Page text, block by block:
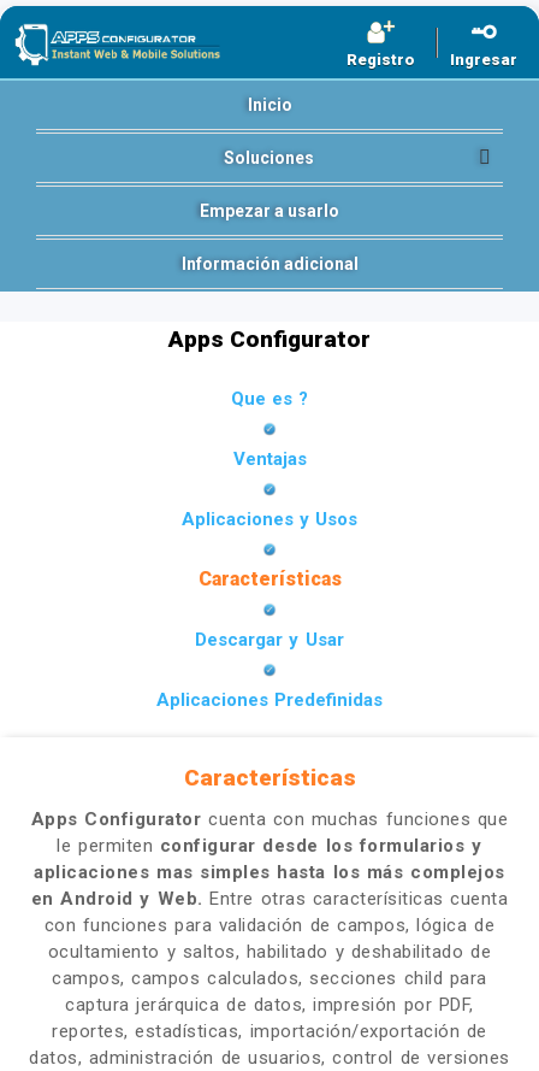
Registro Ingresar
Inicio
Soluciones
Empezar a usarlo
Información adicional
Apps Configurator
Que es ?
Ventajas
Aplicaciones y Usos
Características
Descargar y Usar
Aplicaciones Predefinidas
Características
Apps Configuratorcuenta con muchas funciones que
le permiten configurar desde los formularios y
aplicaciones mas simples hasta los más complejos
en Android y Web. Entre otras caracterísiticas cuenta
con funciones para validación de campos, lógica de
ocultamiento y saltos, habilitado y deshabilitado de
campos, campos calculados, secciones child para
captura jerárquica de datos, impresión por PDF,
reportes, estadísticas, importación/exportación de
datos, administración de usuarios, control de versiones